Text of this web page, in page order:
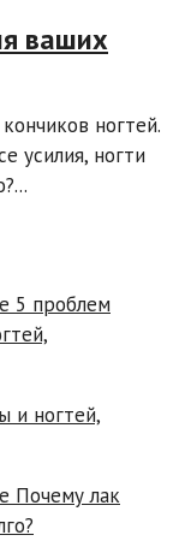
ваших
ногтей.
усилия, ногти
и ногтей,